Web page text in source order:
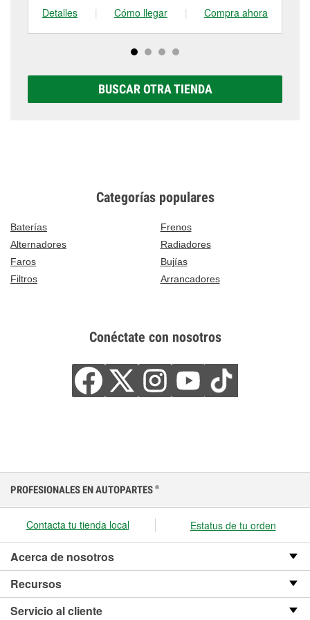
Detalles
| Cómo llegar | Compra ahora
BUSCAR OTRA TIENDA
Categorías populares
Baterías
Frenos
Alternadores
Radiadores
Faros
Bujías
Filtros
Arrancadores
Conéctate con nosotros
PROFESIONALES EN AUTOPARTES ®
Contacta tu tienda local Estatus de tu orden
Acerca de nosotros
Recursos
Servicio al cliente